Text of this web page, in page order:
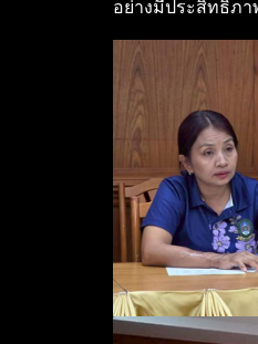
อย่างมีประสิทธิภ